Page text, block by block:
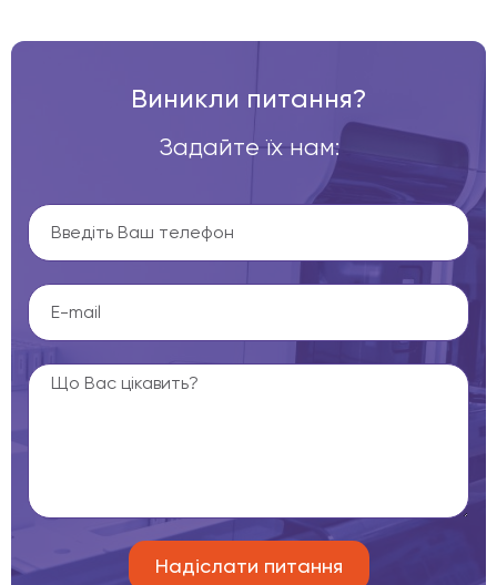
Виникли питання?
Задайте їх нам: